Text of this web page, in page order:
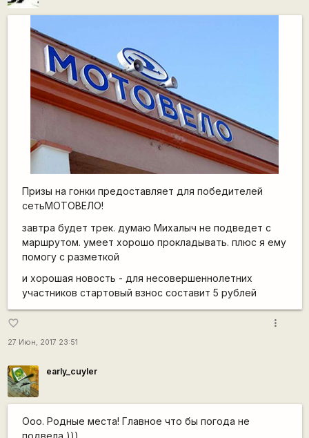
Призы на гонки предоставляет для победителей
сетьМОТОВЕЛО!
завтра будет трек. думаю Михалыч не подведет с
маршрутом. умеет хорошо прокладывать. плюс я ему
помогу с разметкой
и хорошая новость - для несовершеннолетних
участников стартовый взнос составит 5 рублей
favorite_border
27 Июн, 2017 23:51
more_vert
early_cuyler
Ооо. Родные места! Главное что бы погода не